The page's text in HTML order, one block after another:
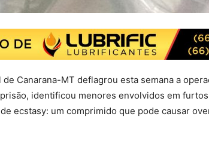
Canarana-MT deflagrou esta semana a
identificou menores envolvidos em
ecstasy: um comprimido que pode causar